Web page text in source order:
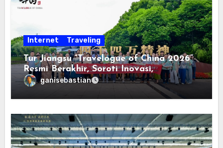
Internet Traveling
Tur Jiangsu “Travelogue of China 2026”
Resmi Berakhir, Soroti Inovasi,
Keterbukaan, dan Pembangunan
Berorientasi pada Masyarakat
ganisebastian